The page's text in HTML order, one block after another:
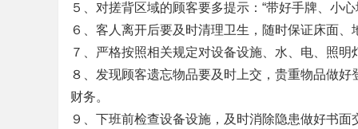
５、对搓背区域的顾客要多提示：“带好手牌、小
６、客人离开后要及时清理卫生，随时保证床面
７、严格按照相关规定对设备设施、水、电、照
８、发现顾客遗忘物品要及时上交，贵重物品做
财务。
９、下班前检查设备设施，及时消除隐患做好书面